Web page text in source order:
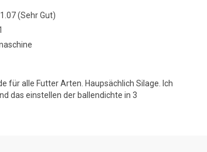
(Sehr Gut)
für alle Futter Arten. Haupsächlich Silage. Ich
das einstellen der ballendichte in 3